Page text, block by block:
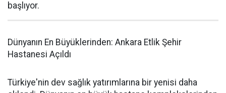
başlıyor.
Dünyanın En Büyüklerinden: Ankara Etlik Şehir
Hastanesi Açıldı
Türkiye'nin dev sağlık yatırımlarına bir yenisi daha